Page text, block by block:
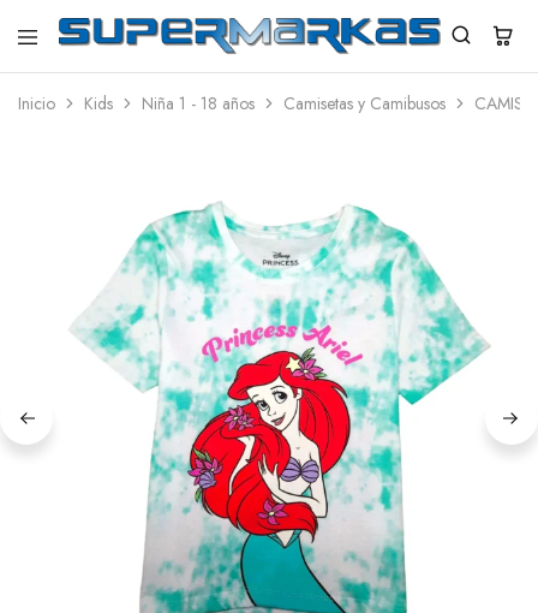
SuperMarkas
Ropa
con
Inicio Kids Niña 1 - 18 años Camisetas y Camibusos